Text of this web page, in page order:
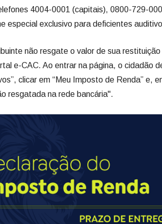
4004-0001 (capitais), 0800-729-
especial exclusivo para deficientes
não resgate o valor de sua
e-CAC. Ao entrar na página, o cidadão
clicar em “Meu Imposto de Renda” e,
resgatada na rede bancária".